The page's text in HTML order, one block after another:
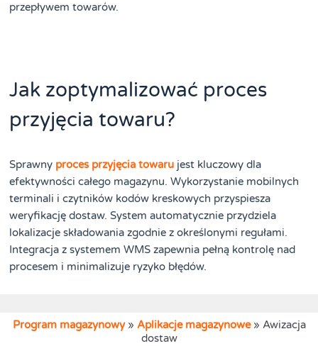
przepływem towarów.
Jak zoptymalizować proces
przyjęcia towaru?
Sprawny proces przyjęcia towaru jest kluczowy dla
efektywności całego magazynu. Wykorzystanie mobilnych
terminali i czytników kodów kreskowych przyspiesza
weryfikację dostaw. System automatycznie przydziela
lokalizacje składowania zgodnie z określonymi regułami.
Integracja z systemem WMS zapewnia pełną kontrolę nad
procesem i minimalizuje ryzyko błędów.
Program magazynowy» Aplikacje magazynowe» Awizacja
dostaw